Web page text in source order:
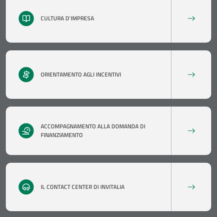
CULTURA D'IMPRESA
ORIENTAMENTO AGLI INCENTIVI
ACCOMPAGNAMENTO ALLA DOMANDA DI
FINANZIAMENTO
IL CONTACT CENTER DI INVITALIA